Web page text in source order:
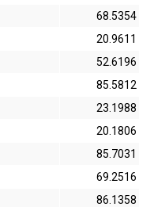
68.5354
20.9611
52.6196
85.5812
23.1988
20.1806
85.7031
69.2516
86.1358